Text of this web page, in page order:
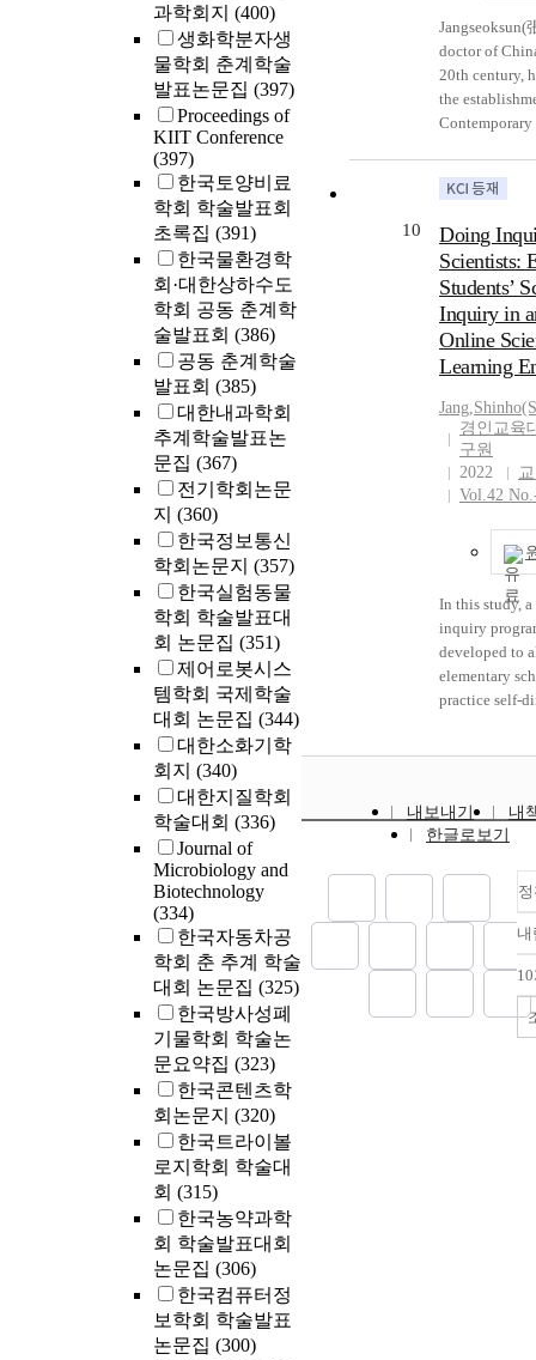
과학회지 (400)
생화학분자생
물학회 춘계학술
발표논문집 (397)
Proceedings of
KIIT Conference
(397)
한국토양비료
학회 학술발표회
초록집 (391)
한국물환경학
회·대한상하수도
학회 공동 춘계학
술발표회 (386)
공동 춘계학술
발표회 (385)
대한내과학회
추계학술발표논
문집 (367)
전기학회논문
지 (360)
한국정보통신
학회논문지 (357)
한국실험동물
학회 학술발표대
회 논문집 (351)
제어로봇시스
템학회 국제학술
대회 논문집 (344)
대한소화기학
회지 (340)
대한지질학회
학술대회 (336)
Journal of
Microbiology and
Biotechnology
(334)
한국자동차공
학회 춘 추계 학술
대회 논문집 (325)
한국방사성폐
기물학회 학술논
문요약집 (323)
한국콘텐츠학
회논문지 (320)
한국트라이볼
로지학회 학술대
회 (315)
한국농약과학
회 학술발표대회
논문집 (306)
한국컴퓨터정
보학회 학술발표
논문집 (300)
faithfully with
diary. First of
study journal
own moral
Therefore, His
understand
in the District
North in the
Hopefully,
to a better
the Neo-
in north areas
and the
School.
subject. The
subject in Lee
mediated by
body is
capitalistic
Kyung-sung.
presentation
distinguished
previous
that
of reality.
subject has its
interiority,
presented
momentary
Accordingly,
properties of
subject also
interiority. Oh
demonstrates
Kyung-sung
way in his
poetry,
presented by
the
Kyung-sung`s
elements
structure. In
Jang-hwan`s
concentrate
structure can
demonstrate
negative
sung
cholesterol
affect HDL
low omega-3
among these
may
highlighting
dietary
Conclusion:
cardiovascular
areas,
interventions
health policies
Community
promoting omega-3 intake can
between rural
adults and
Jangseoksun(
doctor of
20th century,
the
Contemporary
(醫學衷中參
lectures and
contains the
medical spirit
theory and
Traditional
newly
time.
寒論講義)>
important,
of Jang's
this book he
his unique
treating the
Deficiency
presented as
upper and
lower[上盛下
shows the
merging
Febrile
the study of
10
Doing
Scientists:
Students’
Inquiry in
Online
Learning
Jang,
경인교육
구원
2022
Vol.42
In this study,
inquiry
developed to
elementary
practice self-
exploration
online
investigated
perceived it.
167
students
participated
program. The
explored a
내보내기
내
한글로보기